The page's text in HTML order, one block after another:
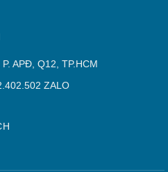
APĐ, Q12, TP.HCM
ZALO